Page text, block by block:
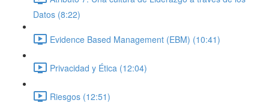
Datos (8:22)
Evidence Based Management (EBM) (10:41)
Privacidad y Ética (12:04)
Riesgos (12:51)